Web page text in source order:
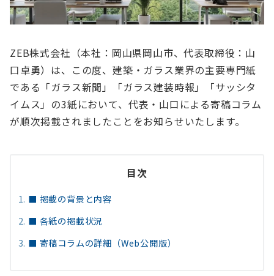
ZEB株式会社（本社：岡山県岡山市、代表取締役：山
口卓勇）は、この度、建築・ガラス業界の主要専門紙
である「ガラス新聞」「ガラス建装時報」「サッシタ
イムス」の3紙において、代表・山口による寄稿コラム
が順次掲載されましたことをお知らせいたします。
目次
■ 掲載の背景と内容
■ 各紙の掲載状況
■ 寄稿コラムの詳細（Web公開版）